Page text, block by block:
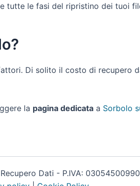
tutte le fasi del ripristino dei tuoi
Di solito il costo di recupero
la pagina dedicata a Sorbolo
Dati - P.IVA: 03054500990